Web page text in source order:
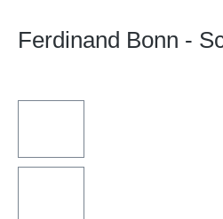
Ferdinand Bonn -